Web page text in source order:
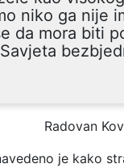
niko ga nije
da mora biti
Radovan
je kako